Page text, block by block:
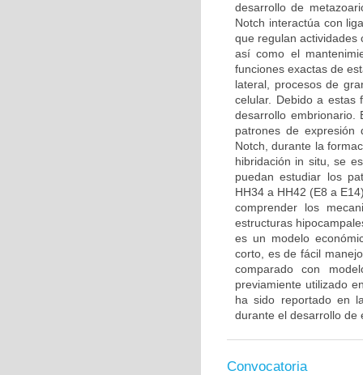
desarrollo de
Notch interactúa con
que regulan actividades
así como el
funciones exactas de
lateral, procesos de
celular. Debido a estas
desarrollo embrionario.
patrones de
Notch, durante la
hibridación in situ, se
puedan estudiar los
HH34 a HH42 (E8 a
comprender los
estructuras
es un modelo
corto, es de fácil
comparado con
previamiente utilizado
ha sido reportado en
durante el desarrollo de
Convocatoria